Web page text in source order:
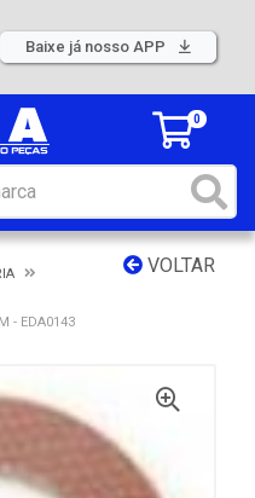
Baixe já nosso APP
0
VOLTAR
- EDA0143